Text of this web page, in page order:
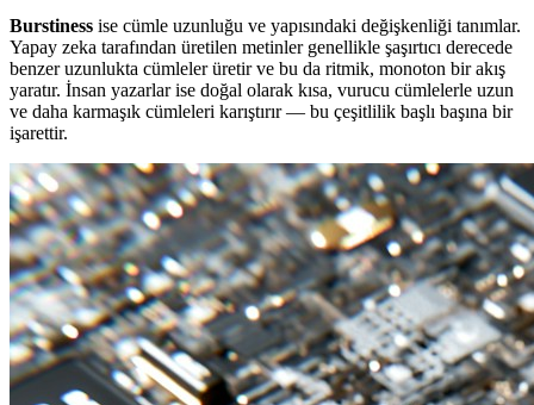
Burstiness ise cümle uzunluğu ve yapısındaki değişkenliği tanımlar.
Yapay zeka tarafından üretilen metinler genellikle şaşırtıcı derecede
benzer uzunlukta cümleler üretir ve bu da ritmik, monoton bir akış
yaratır. İnsan yazarlar ise doğal olarak kısa, vurucu cümlelerle uzun
ve daha karmaşık cümleleri karıştırır — bu çeşitlilik başlı başına bir
işarettir.